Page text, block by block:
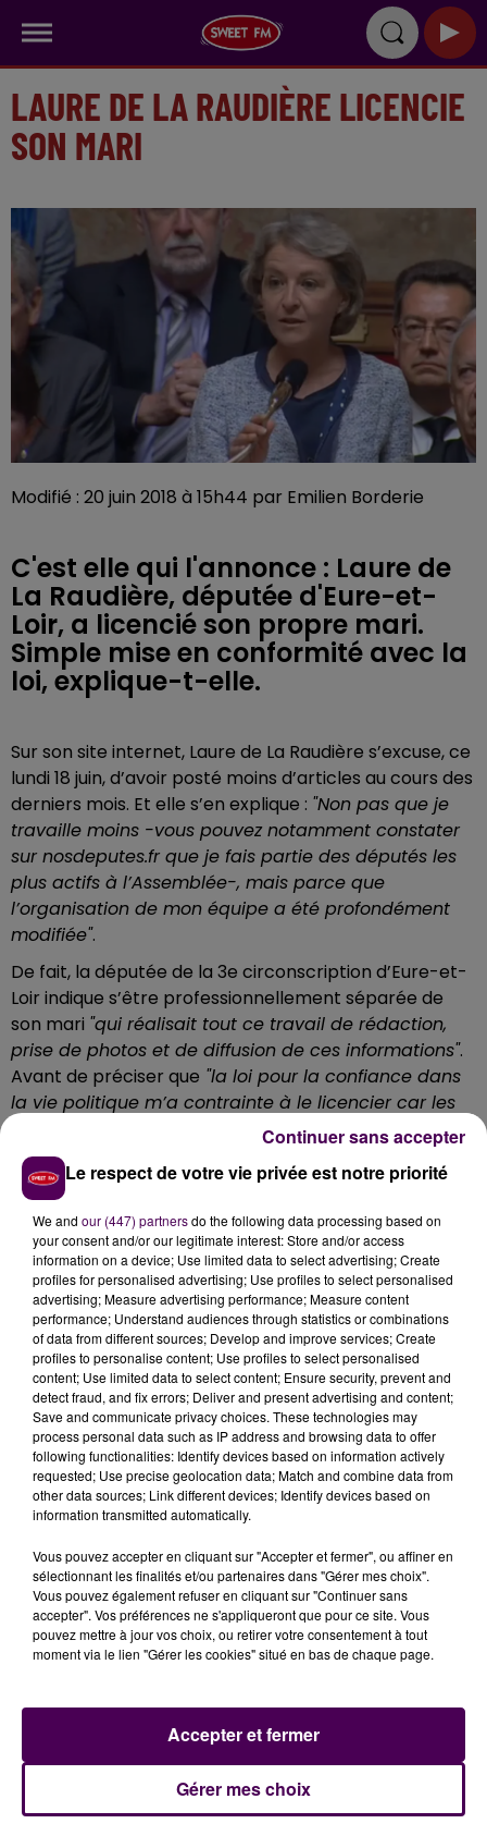
LAURE DE LA RAUDIÈRE LICENCIE
SON MARI
Modifié : 20 juin 2018 à 15h44 par Emilien Borderie
C'est elle qui l'annonce : Laure de
La Raudière, députée d'Eure-et-
Loir, a licencié son propre mari.
Simple mise en conformité avec la
loi, explique-t-elle.
Sur son site internet, Laure de La Raudière s’excuse, ce
lundi 18 juin, d’avoir posté moins d’articles au cours des
derniers mois. Et elle s’en explique : "Non pas que je
travaille moins -vous pouvez notamment constater
sur nosdeputes.fr que je fais partie des députés les
plus actifs à l’Assemblée-, mais parce que
l’organisation de mon équipe a été profondément
modifiée".
De fait, la députée de la 3e circonscription d’Eure-et-
Loir indique s’être professionnellement séparée de
son mari "qui réalisait tout ce travail de rédaction,
prise de photos et de diffusion de ces informations".
Avant de préciser que "la loi pour la confiance dans
la vie politique m’a contrainte à le licencier car les
parlementaires n’ont désormais plus le droit
d’embaucher un membre de leur famille"
Le contrat de travail qu’Hugues Penin de La Raudière
avait signé en 2007 -année de la première élection de
son épouse comme parlementaire- a donc été
rompu"fin 2017". Sans pour l’instant que cette mission
de communication sur le web ne soit reprise, mais
"tout cela devrait rentrer dans l’ordre dès
septembre, avec une nouvelle organisation interne"
conclut l’élue.
À LA UNE
Le respect de votre vie privée est notre priorité
We and our (447) partnersdo the following data processing based on
your consent and/or our legitimate interest: Store and/or access
information on a device; Use limited data to select advertising; Create
profiles for personalised advertising; Use profiles to select personalised
advertising; Measure advertising performance; Measure content
performance; Understand audiences through statistics or combinations
of data from different sources; Develop and improve services; Create
profiles to personalise content; Use profiles to select personalised
content; Use limited data to select content; Ensure security, prevent and
detect fraud, and fix errors; Deliver and present advertising and content;
Save and communicate privacy choices. These technologies may
process personal data such as IP address and browsing data to offer
following functionalities: Identify devices based on information actively
requested; Use precise geolocation data; Match and combine data from
other data sources; Link different devices; Identify devices based on
information transmitted automatically.
Vous pouvez accepter en cliquant sur "Accepter et fermer", ou affiner en
sélectionnant les finalités et/ou partenaires dans "Gérer mes choix".
Vous pouvez également refuser en cliquant sur "Continuer sans
accepter". Vos préférences ne s'appliqueront que pour ce site. Vous
pouvez mettre à jour vos choix, ou retirer votre consentement à tout
moment via le lien "Gérer les cookies" situé en bas de chaque page.
Gérer mes choix
Accepter et fermer
Continuer sans accepter